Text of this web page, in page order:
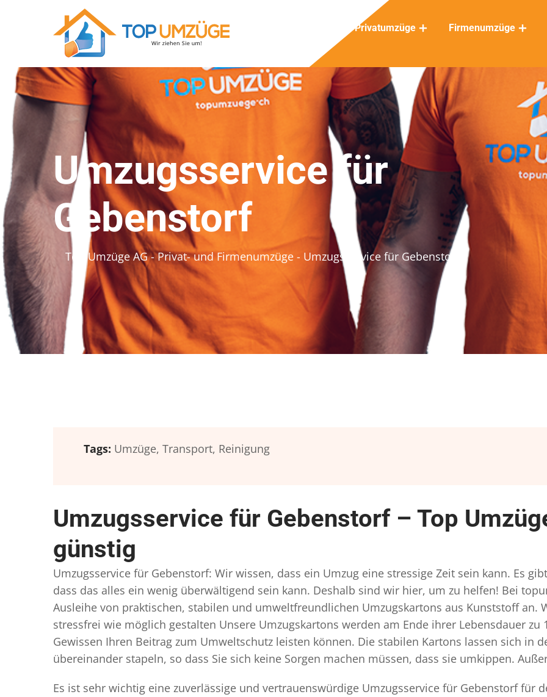
Privatumzüge Firmenumzüge
Umzugsservice für
Gebenstorf
Top Umzüge AG - Privat- und Firmenumzüge - Umzugsservice für Gebenstorf
Tags: Umzüge, Transport, Reinigung
Umzugsservice für Gebenstorf – Top
günstig
Umzugsservice für Gebenstorf: Wir wissen, dass ein Umzug eine stressige Zeit sein kann. Es
dass das alles ein wenig überwältigend sein kann. Deshalb sind wir hier, um zu helfen! Bei
Ausleihe von praktischen, stabilen und umweltfreundlichen Umzugskartons aus Kunststoff an.
stressfrei wie möglich gestalten Unsere Umzugskartons werden am Ende ihrer Lebensdauer zu
Gewissen Ihren Beitrag zum Umweltschutz leisten können. Die stabilen Kartons lassen sich in
übereinander stapeln, so dass Sie sich keine Sorgen machen müssen, dass sie umkippen.
Es ist sehr wichtig eine zuverlässige und vertrauenswürdige Umzugsservice für Gebenstorf für